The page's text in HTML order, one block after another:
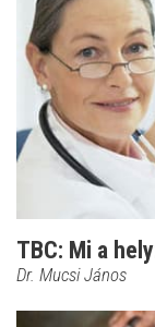
TBC: Mi a
Dr. Mucsi János